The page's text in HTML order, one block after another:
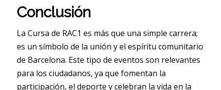
Conclusión
La Cursa de RAC1 es más que una simple carrera;
es un símbolo de la unión y el espíritu comunitario
de Barcelona. Este tipo de eventos son relevantes
para los ciudadanos, ya que fomentan la
participación, el deporte y celebran la vida en la